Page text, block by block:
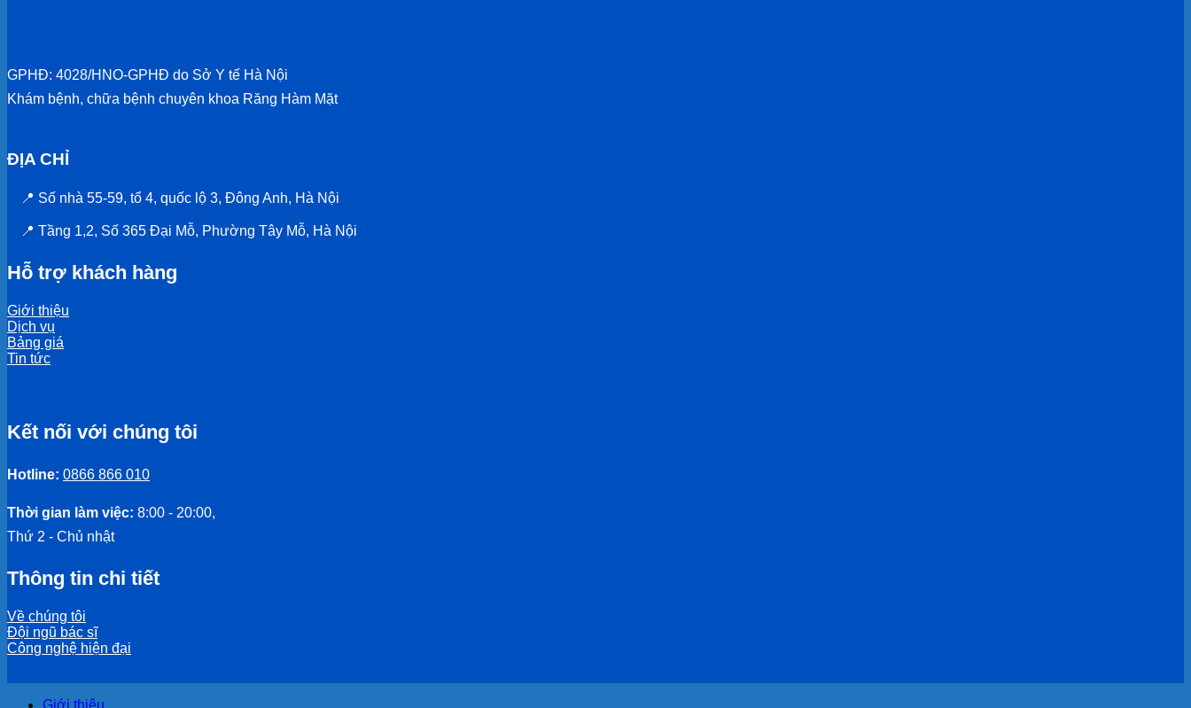
GPHĐ: 4028/HNO-GPHĐ do Sở Y tế Hà Nội
Khám bệnh, chữa bệnh chuyên khoa Răng Hàm Mặt
ĐỊA CHỈ
📍 Số nhà 55-59, tổ 4, quốc lộ 3, Đông Anh, Hà Nội
📍 Tầng 1,2, Số 365 Đại Mỗ, Phường Tây Mỗ, Hà Nội
Hỗ trợ khách hàng
Giới thiệu
Dịch vụ
Bảng giá
Tin tức
Kết nối với chúng tôi
Hotline: 0866 866 010
Thời gian làm việc: 8:00 - 20:00,
Thứ 2 - Chủ nhật
Thông tin chi tiết
Về chúng tôi
Đội ngũ bác sĩ
Công nghệ hiện đại